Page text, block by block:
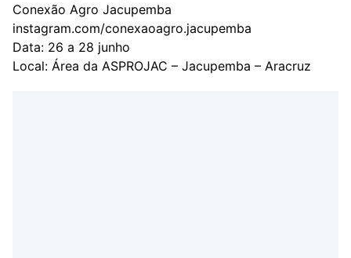
Conexão Agro Jacupemba
instagram.com/conexaoagro.jacupemba
Data: 26 a 28 junho
Local: Área da ASPROJAC – Jacupemba – Aracruz